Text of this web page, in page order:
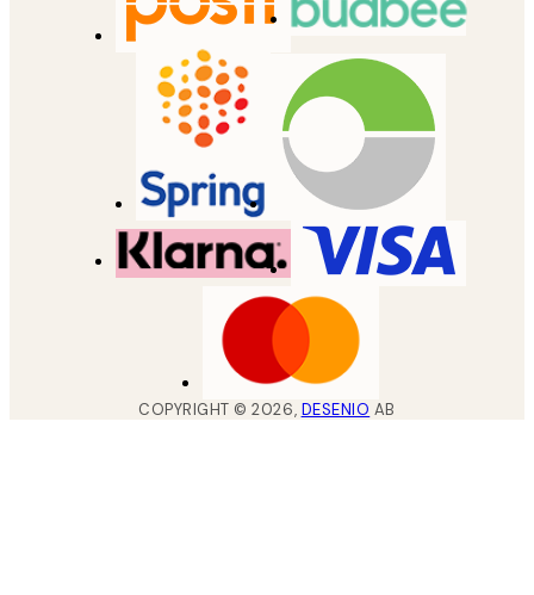
COPYRIGHT ©2026, DESENIO AB